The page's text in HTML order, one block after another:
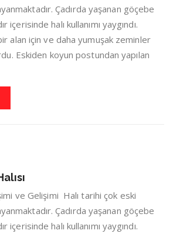
Çadırda yaşanan göçebe
halı kullanımı yaygındı.
alan için ve daha yumuşak zeminler
Eskiden koyun postundan yapılan
ve Gelişimi Halı tarihi çok eski
Çadırda yaşanan göçebe
halı kullanımı yaygındı.